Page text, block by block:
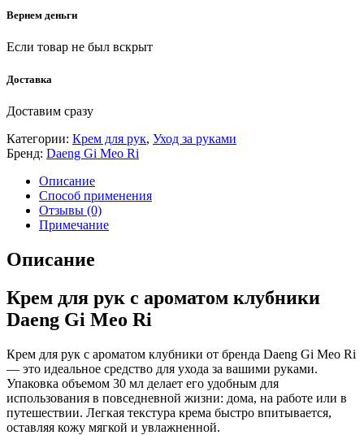
Вернем деньги
Если товар не был вскрыт
Доставка
Доставим сразу
Категории: Крем для рук, Уход за руками
Бренд: Daeng Gi Meo Ri
Описание
Способ применения
Отзывы (0)
Примечание
Описание
Крем для рук с ароматом клубники
Daeng Gi Meo Ri
Крем для рук с ароматом клубники от бренда Daeng Gi Meo Ri
— это идеальное средство для ухода за вашими руками.
Упаковка объемом 30 мл делает его удобным для
использования в повседневной жизни: дома, на работе или в
путешествии. Легкая текстура крема быстро впитывается,
оставляя кожу мягкой и увлажненной.